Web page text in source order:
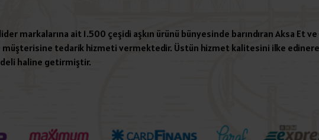
markalarına ait 1.500 çeşidi aşkın ürünü bünyesinde barındıran Aksa Et
müşterisine tedarik hizmeti vermektedir. Üstün hizmet kalitesini ilke
haline getirmiştir.